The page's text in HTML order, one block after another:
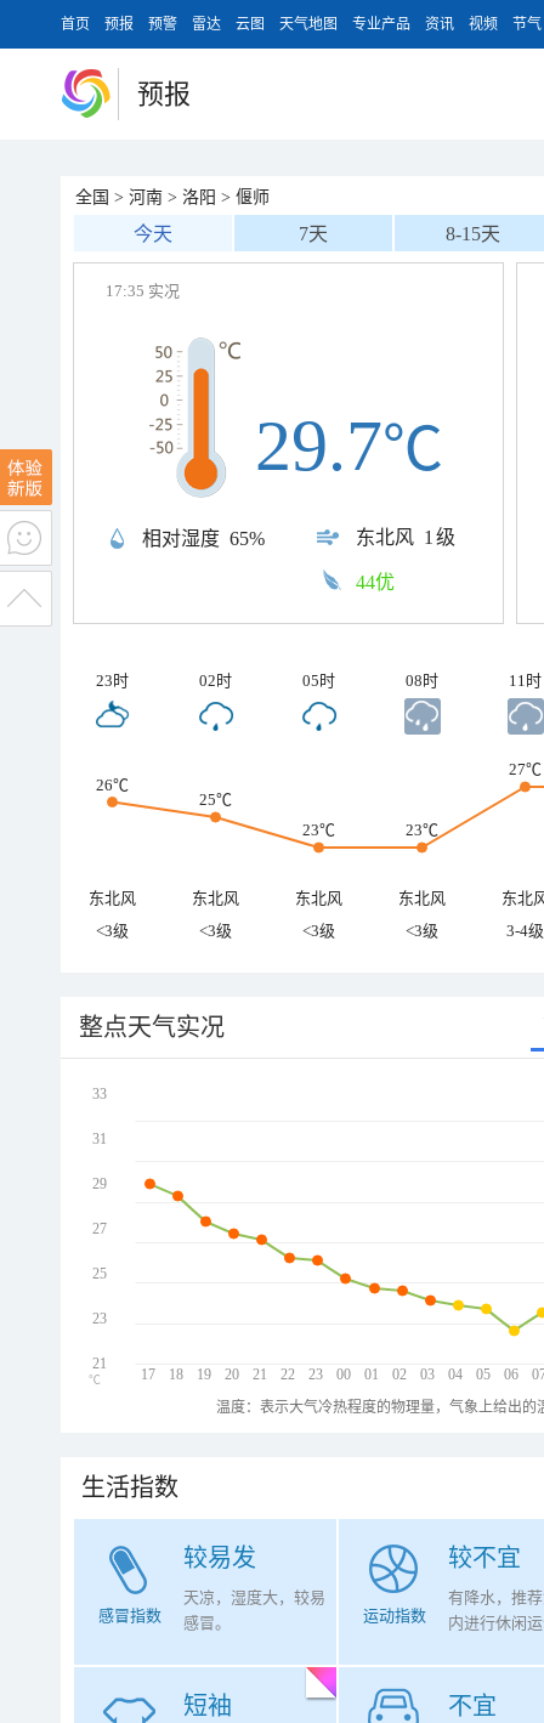
首页 预报 预警 雷达 云图 天气地图 专业产品 资讯 视频 节气
预报
全国 > 河南 > 洛阳 > 偃师
今天 7天 8-15天
17:35 实况
相对湿度 65% 东北风 1级
29.7℃
44优
23时 02时 05时 08时 11时
26℃
25℃
23℃
23℃
27℃
东北风 东北风 东北风 东北风
东北
<3级
<3级 <3级 <3级 3-4级
整点天气实况
17 18 19 20 21 22 23 00 01 02 03 04 05 06
33
31
29
27
25
23
21
℃
温度：表示大气冷热程度的物理量，气象上给出
生活指数
较易发
感冒指数
天凉，湿度大，较易
感冒。
较不宜
运动指数
有降水，推
内进行休闲
短袖 不宜